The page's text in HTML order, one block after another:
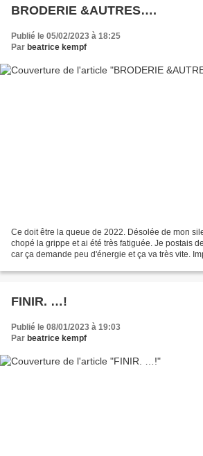
BRODERIE &AUTRES….
Publié le 05/02/2023 à 18:25
Par beatrice kempf
Ce doit être la queue de 2022. Désolée de mon
chopé la grippe et ai été très fatiguée. Je postais
car ça demande peu d'énergie et ça va très vite.
FINIR. …!
Publié le 08/01/2023 à 19:03
Par beatrice kempf